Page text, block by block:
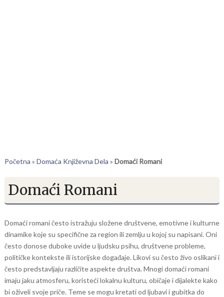
Početna » Domaća Književna Dela » Domaći Romani
Domaći Romani
Domaći romani često istražuju složene društvene, emotivne i kulturne
dinamike koje su specifične za region ili zemlju u kojoj su napisani. Oni
često donose duboke uvide u ljudsku psihu, društvene probleme,
političke kontekste ili istorijske događaje. Likovi su često živo oslikani i
često predstavljaju različite aspekte društva. Mnogi domaći romani
imaju jaku atmosferu, koristeći lokalnu kulturu, običaje i dijalekte kako
bi oživeli svoje priče. Teme se mogu kretati od ljubavi i gubitka do